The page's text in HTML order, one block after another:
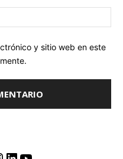
y sitio web en este